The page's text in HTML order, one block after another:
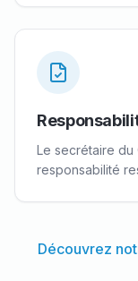
Le secrétaire du
responsabilité
Découvrez